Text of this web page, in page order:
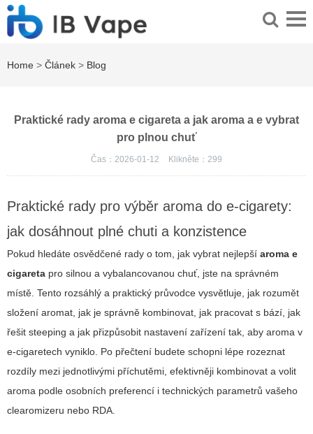
Home > Článek > Blog
Praktické rady aroma e cigareta a jak aroma a e vybrat
pro plnou chuť
Čas：2026-01-12 Klikněte： 299
Praktické rady pro výběr aroma do e-cigarety:
jak dosáhnout plné chuti a konzistence
Pokud hledáte osvědčené rady o tom, jak vybrat nejlepší aroma e
cigareta pro silnou a vybalancovanou chuť, jste na správném
místě. Tento rozsáhlý a praktický průvodce vysvětluje, jak rozumět
složení aromat, jak je správně kombinovat, jak pracovat s bází, jak
řešit steeping a jak přizpůsobit nastavení zařízení tak, aby aroma v
e-cigaretech vyniklo. Po přečtení budete schopni lépe rozeznat
rozdíly mezi jednotlivými příchutěmi, efektivněji kombinovat a volit
aroma podle osobních preferencí i technických parametrů vašeho
clearomizeru nebo RDA.